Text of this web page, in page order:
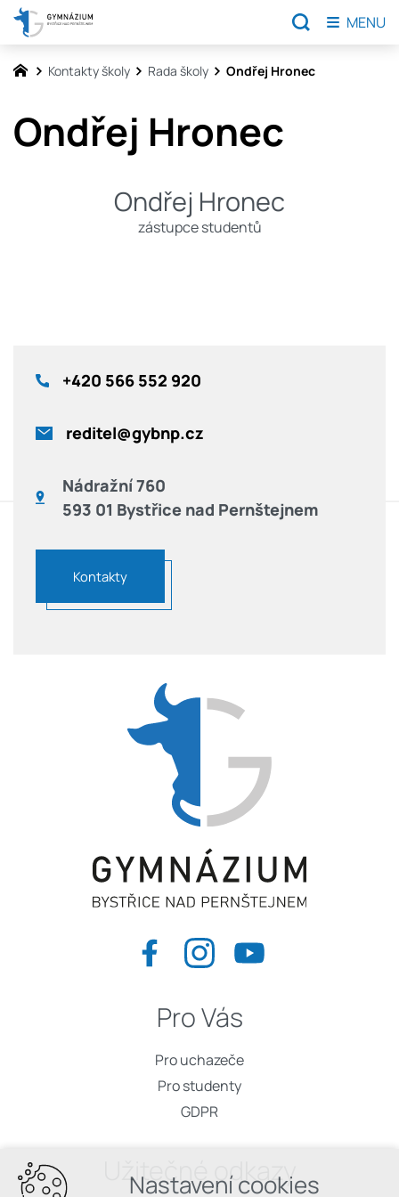
Kontakty školy Rada školy Ondřej Hronec
Ondřej Hronec
Ondřej Hronec
zástupce studentů
+420 566 552 920
reditel@gybnp.cz
Nádražní 760
593 01 Bystřice nad Pernštejnem
Kontakty
Pro Vás
Pro uchazeče
Pro studenty
GDPR
Užitečné odkazy
MENU
Nastavení cookies